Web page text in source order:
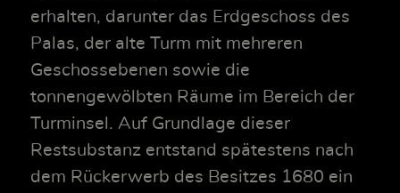
erhalten, darunter das Erdgeschoss des
Palas, der alte Turm mit mehreren
Geschossebenen sowie die
tonnengewölbten Räume im Bereich der
Turminsel. Auf Grundlage dieser
Restsubstanz entstand spätestens nach
dem Rückerwerb des Besitzes 1680 ein